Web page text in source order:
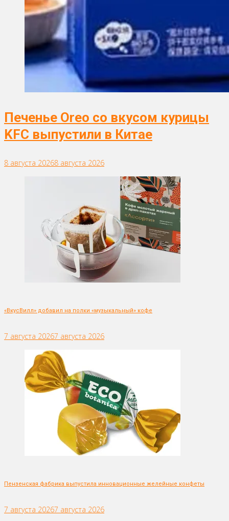
Печенье Oreo со вкусом курицы
KFC выпустили в Китае
8 августа 20268 августа 2026
«ВкусВилл» добавил на полки «музыкальный» кофе
7 августа 20267 августа 2026
Пензенская фабрика выпустила инновационные желейные конфеты
7 августа 20267 августа 2026